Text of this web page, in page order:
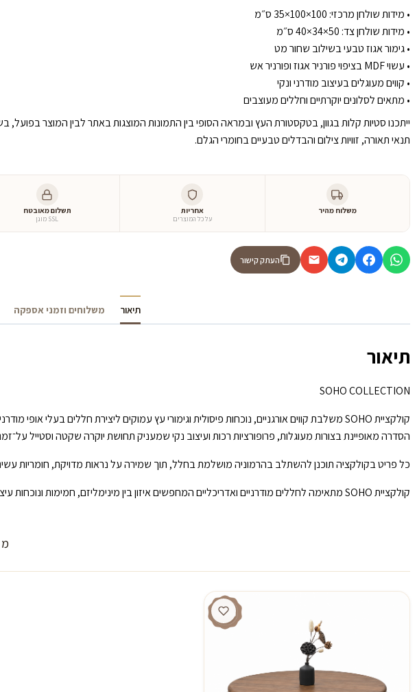
•⁠ ⁠מידות שולחן מרכזי: 100×100×35 ס״מ
•⁠ ⁠מידות שולחן צד: 50×34×40 ס״מ
•⁠ ⁠גימור אגוז טבעי בשילוב שחור מט
•⁠ ⁠עשוי MDF בציפוי פורניר אגוז ופורניר אש
•⁠ ⁠קווים מעוגלים בעיצוב מודרני ונקי
•⁠ ⁠מתאים לסלונים יוקרתיים וחללים מעוצבים
ייתכנו סטיות קלות בגוון, בטקסטורת העץ ובמראה הסופי בין התמונות המוצגות באתר לבין המוצר בפועל,
תנאי תאורה, זוויות צילום והבדלים טבעיים בחומרי הגלם.
משלוח מהיר אחריות
על כל המוצרים
תשלום מאובטח
SSL מוגן
העתק קישור
תיאור משלוחים וזמני אספקה
תיאור
SOHO COLLECTION
קולקציית SOHO משלבת קווים אורגניים, נוכחות פיסולית וגימורי עץ עמוקים ליצירת חללים בעלי אופי מודרני, חם ואלגנטי.
הסדרה מאופיינת בצורות מעוגלות, פרופורציות רכות ועיצוב נקי שמעניק תחושת יוקרה שקטה וסטייל
כל פריט בקולקציה תוכנן להשתלב בהרמוניה מושלמת בחלל, תוך שמירה על נראות מדויקת, חומריות
קולקציית SOHO מתאימה לחללים מודרניים ואדריכליים המחפשים איזון בין מינימליזם, חמימות ונוכחות עיצובית מרשימה.